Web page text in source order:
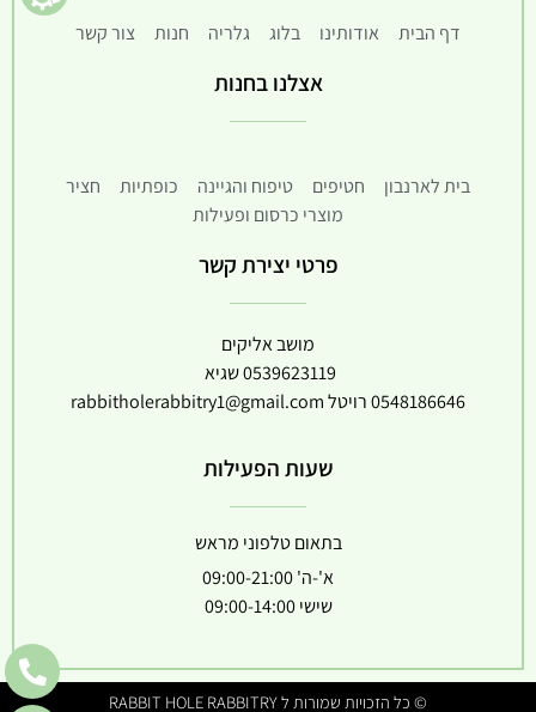
דף הבית אודותינו בלוג גלריה חנות צור קשר
אצלנו בחנות
בית לארנבון חטיפים טיפוח והגיינה כופתיות
חציר
מוצרי כרסום ופעילות
פרטי יצירת קשר
מושב אליקים
0539623119שגיא
0548186646רויטלrabbitholerabbitry1@gmail.com
שעות הפעילות
בתאום טלפוני מראש
א'-ה' 09:00-21:00
שישי 09:00-14:00
© כל הזכויות שמורות ל RABBIT HOLE RABBITRY